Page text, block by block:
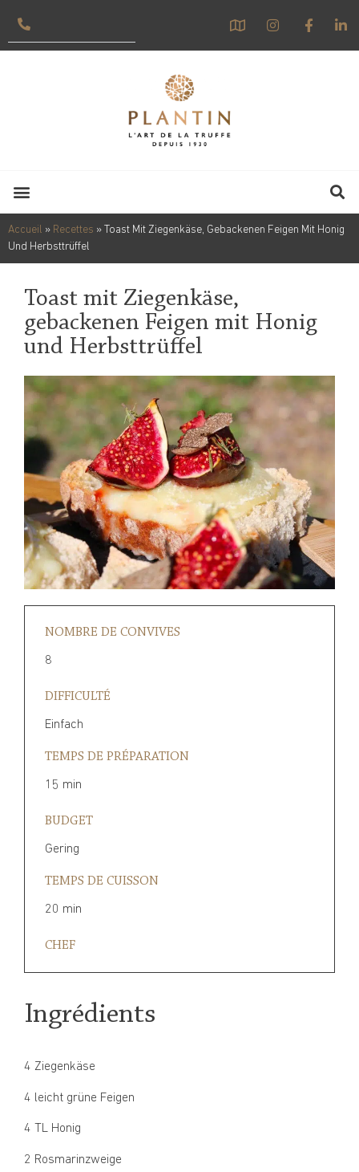
Accueil » Recettes » Toast Mit Ziegenkäse, Gebackenen Feigen Mit Honig
Und Herbsttrüffel
Toast mit Ziegenkäse,
gebackenen Feigen mit Honig
und Herbsttrüffel
NOMBRE DE CONVIVES
8
DIFFICULTÉ
Einfach
TEMPS DE PRÉPARATION
15 min
BUDGET
Gering
TEMPS DE CUISSON
20 min
CHEF
Ingrédients
4 Ziegenkäse
4 leicht grüne Feigen
4 TL Honig
2 Rosmarinzweige